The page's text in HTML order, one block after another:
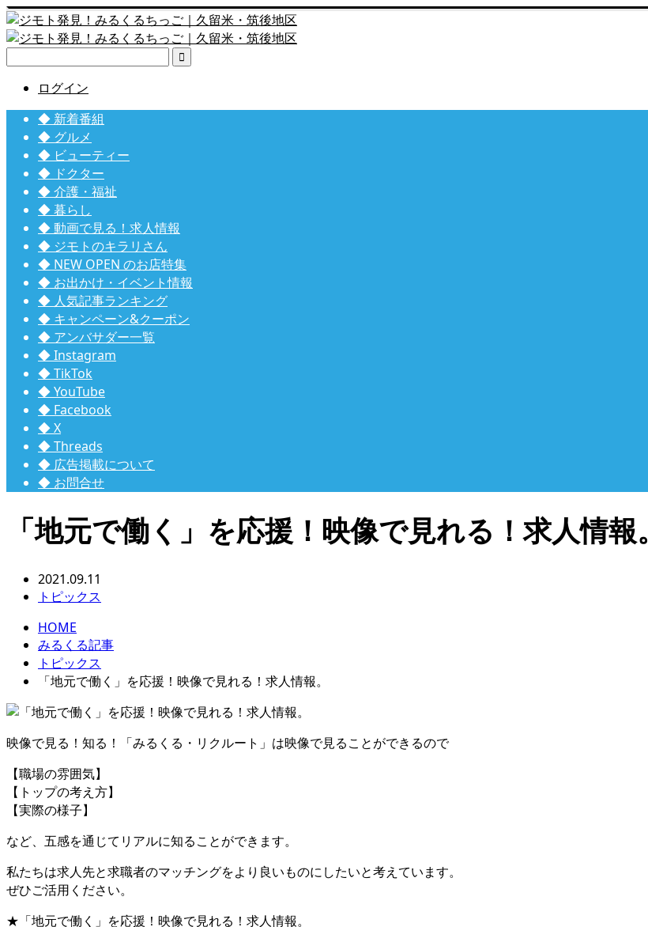

ログイン
◆ 新着番組
◆ グルメ
◆ ビューティー
◆ ドクター
◆ 介護・福祉
◆ 暮らし
◆ 動画で見る！求人情報
◆ ジモトのキラリさん
◆ NEW OPEN のお店特集
◆ お出かけ・イベント情報
◆ 人気記事ランキング
◆ キャンペーン&クーポン
◆ アンバサダー一覧
◆ Instagram
◆ TikTok
◆ YouTube
◆ Facebook
◆ X
◆ Threads
◆ 広告掲載について
◆ お問合せ
「地元で働く」を応援！映像で見れる！求人情報。
2021.09.11
トピックス
HOME
みるくる記事
トピックス
「地元で働く」を応援！映像で見れる！求人情報。
映像で見る！知る！「みるくる・リクルート」は映像で見ることができるので
【職場の雰囲気】
【トップの考え方】
【実際の様子】
など、五感を通じてリアルに知ることができます。
私たちは求人先と求職者のマッチングをより良いものにしたいと考えています。
ぜひご活用ください。
★「地元で働く」を応援！映像で見れる！求人情報。